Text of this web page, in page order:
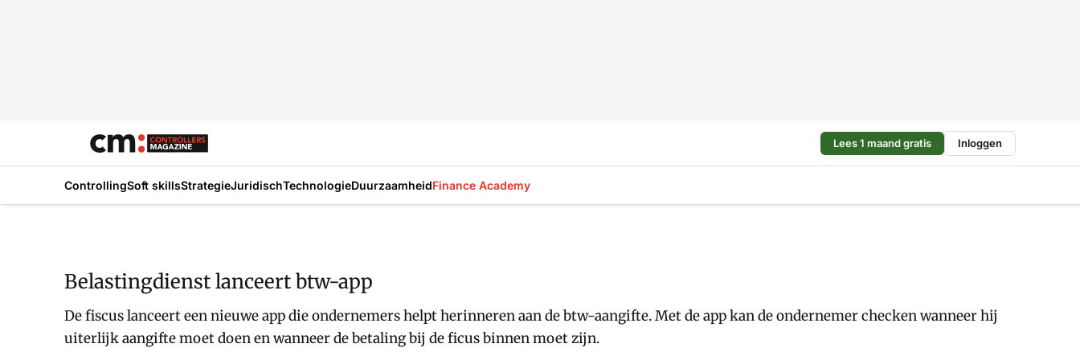
Lees 1 maand gratis Inloggen
ControllingSoft skillsStrategieJuridischTechnologieDuurzaamheidFinance Academy
Belastingdienst lanceert btw-app
De fiscus lanceert een nieuwe app die ondernemers helpt herinneren aan de btw-aangifte. Met de app kan de ondernemer checken wanneer hij
uiterlijk aangifte moet doen en wanneer de betaling bij de ficus binnen moet zijn.